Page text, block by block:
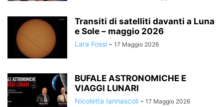
Transiti di satelliti davanti a Luna
e Sole – maggio 2026
Lara Fossi - 17 Maggio 2026
BUFALE ASTRONOMICHE E
VIAGGI LUNARI
Nicoletta Iannascoli - 17 Maggio 2026